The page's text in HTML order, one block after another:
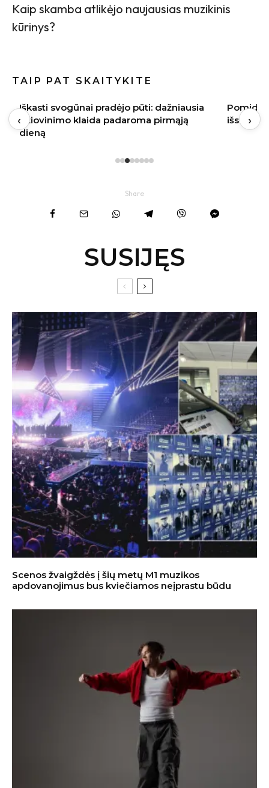
Kaip skamba atlikėjo naujausias muzikinis
kūrinys?
TAIP PAT SKAITYKITE
Iškasti svogūnai pradėjo pūti: dažniausia
džiovinimo klaida padaroma pirmąją
dieną
‹ ›
Share
SUSIJĘS
Scenos žvaigždės į šių metų M1 muzikos
apdovanojimus bus kviečiamos neįprastu būdu